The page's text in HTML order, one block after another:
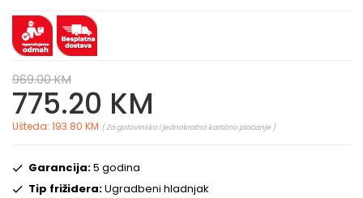
969.00 KM
775.20 KM
Ušteda: 193.80 KM ( Za gotovinsko i jednokratno kartično plaćanje )
Garancija:5 godina
Tip frižidera:Ugradbeni hladnjak